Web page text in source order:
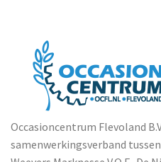
Occasioncentrum Flevoland
samenwerkingsverband